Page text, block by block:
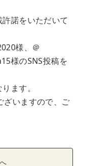
諾をいただいて
様、＠
様のSNS投稿を
ます。
ざいますので、ご